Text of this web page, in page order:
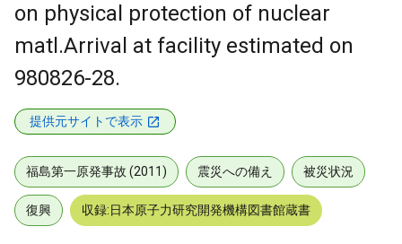
on physical protection of nuclear
matl.Arrival at facility estimated on
980826-28.
提供元サイトで表示
福島第一原発事故 (2011) 震災への備え 被災状況
復興 収録:日本原子力研究開発機構図書館蔵書